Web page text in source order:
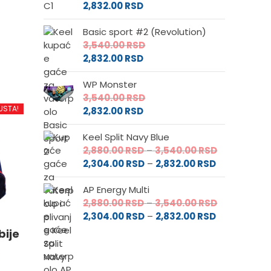
2,832.00RSD
Basic sport #2 (Revolution)
3,540.00RSD
2,832.00RSD
WP Monster
3,540.00RSD
2,832.00RSD
Keel Split Navy Blue
2,880.00RSD–3,540.00RSDRaspon
od
do
2,304.00RSD – 2,832.00RSDRaspon
cena:
2,304.00 RSD
do
AP Energy Multi
2,880.00RSD–3,540.00RSDRaspon
2,304.00RSD – 2,832.00RSDRaspon